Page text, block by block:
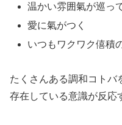
温かい雰囲氣が巡っ
愛に氣がつく
いつもワクワク僖
たくさんある調和コトバ
存在している意識が反応